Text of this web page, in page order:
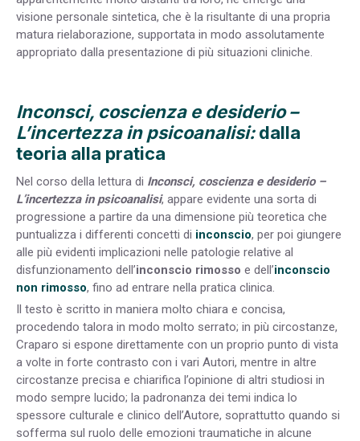
visione personale sintetica, che è la risultante di una propria
matura rielaborazione, supportata in modo assolutamente
appropriato dalla presentazione di più situazioni cliniche.
Inconsci, coscienza e desiderio –
L’incertezza in psicoanalisi:dalla
teoria alla pratica
Nel corso della lettura di Inconsci, coscienza e desiderio –
L’incertezza in psicoanalisi, appare evidente una sorta di
progressione a partire da una dimensione più teoretica che
puntualizza i differenti concetti di inconscio, per poi giungere
alle più evidenti implicazioni nelle patologie relative al
disfunzionamento dell’inconscio rimosso e dell’inconscio
non rimosso, fino ad entrare nella pratica clinica.
Il testo è scritto in maniera molto chiara e concisa,
procedendo talora in modo molto serrato; in più circostanze,
Craparo si espone direttamente con un proprio punto di vista
a volte in forte contrasto con i vari Autori, mentre in altre
circostanze precisa e chiarifica l’opinione di altri studiosi in
modo sempre lucido; la padronanza dei temi indica lo
spessore culturale e clinico dell’Autore, soprattutto quando si
sofferma sul ruolo delle emozioni traumatiche in alcune